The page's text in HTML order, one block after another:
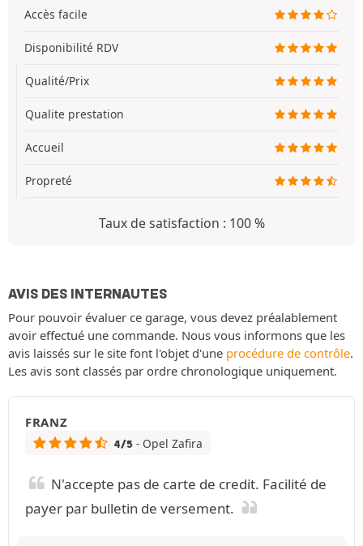
Accès facile
Disponibilité RDV
Qualité/Prix
Qualite prestation
Accueil
Propreté
Taux de satisfaction : 100 %
AVIS DES INTERNAUTES
Pour pouvoir évaluer ce garage, vous devez préalablement
avoir effectué une commande. Nous vous informons que les
avis laissés sur le site font l'objet d'une procédure de contrôle.
Les avis sont classés par ordre chronologique uniquement.
FRANZ
4/5 - Opel Zafira
N'accepte pas de carte de credit. Facilité de
payer par bulletin de versement.